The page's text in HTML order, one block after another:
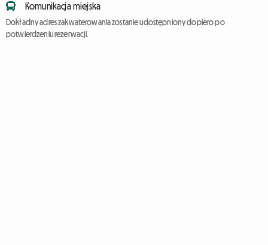
Komunikacja miejska
Dokładny adres zakwaterowania zostanie udostępniony dopiero po
potwierdzeniu rezerwacji.